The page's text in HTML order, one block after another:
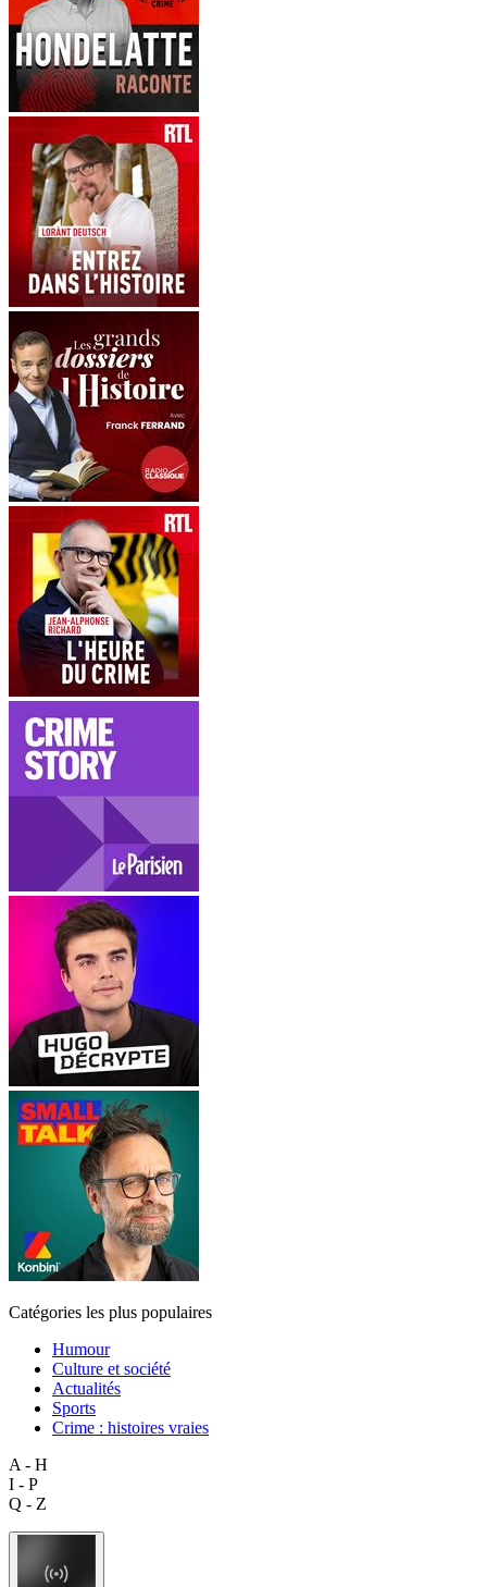
Catégories les plus populaires
Humour
Culture et société
Actualités
Sports
Crime : histoires vraies
A - H
I - P
Q - Z